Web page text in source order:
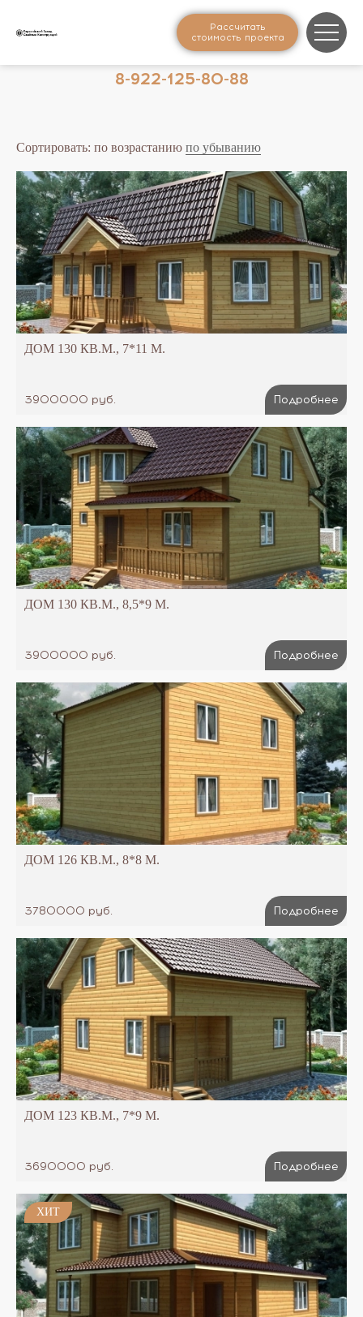
Рассчитать
стоимость проекта
8-922-125-80-88
Сортировать: по возрастанию по убыванию
ДОМ 130 КВ.М., 7*11 М.
3900000 руб. Подробнее
ДОМ 130 КВ.М., 8,5*9 М.
3900000 руб. Подробнее
ДОМ 126 КВ.М., 8*8 М.
3780000 руб. Подробнее
ДОМ 123 КВ.М., 7*9 М.
3690000 руб. Подробнее
ХИТ